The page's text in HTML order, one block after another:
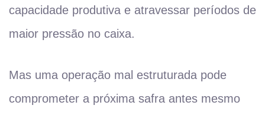
capacidade produtiva e atravessar períodos de
maior pressão no caixa.
Mas uma operação mal estruturada pode
comprometer a próxima safra antes mesmo